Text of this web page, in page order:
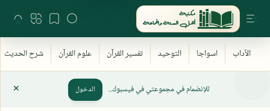
للإنضمام في مجموعتي في فيسبوك.. الدخول